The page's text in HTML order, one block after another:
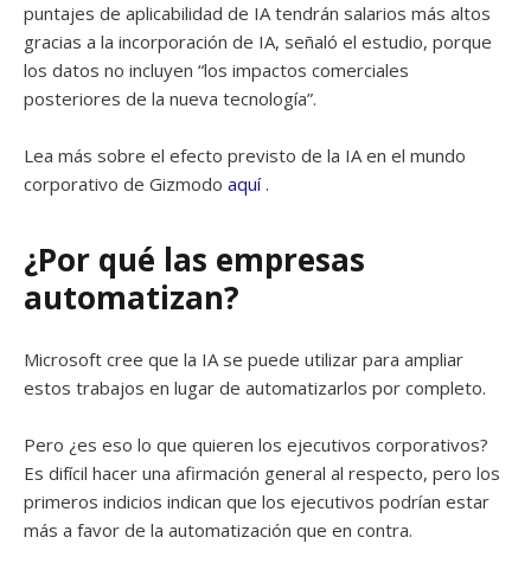
puntajes de aplicabilidad de IA tendrán salarios más altos
gracias a la incorporación de IA, señaló el estudio, porque
los datos no incluyen “los impactos comerciales
posteriores de la nueva tecnología”.
Lea más sobre el efecto previsto de la IA en el mundo
corporativo de Gizmodo aquí.
¿Por qué las empresas
automatizan?
Microsoft cree que la IA se puede utilizar para ampliar
estos trabajos en lugar de automatizarlos por completo.
Pero ¿es eso lo que quieren los ejecutivos corporativos?
Es difícil hacer una afirmación general al respecto, pero los
primeros indicios indican que los ejecutivos podrían estar
más a favor de la automatización que en contra.